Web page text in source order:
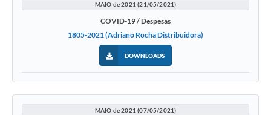
MAIO de 2021 (21/05/2021)
COVID-19 / Despesas
1805-2021 (Adriano Rocha Distribuidora)
DOWNLOADS
MAIO de 2021 (07/05/2021)